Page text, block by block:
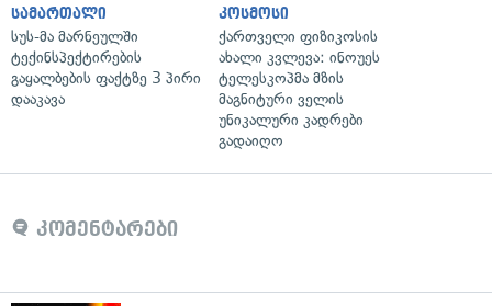
სამართალი
სუს-მა მარნეულში
ტექინსპექტირების
გაყალბების ფაქტზე 3 პირი
დააკავა
კოსმოსი
ქართველი ფიზიკოსის
ახალი კვლევა: ინოუეს
ტელესკოპმა მზის
მაგნიტური ველის
უნიკალური კადრები
გადაიღო
კომენტარები